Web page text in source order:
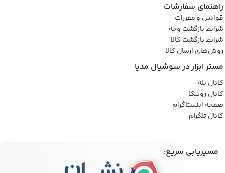
راهنمای سفارشات
قوانین و مقررات
شرایط بازگشت وجه
شرایط بازگشت کالا
روش‌های ارسال کالا
مستر ابزار در سوشیال مدیا
کانال بله
کانال روبیکا
صفحه اینستاگرام
کانال تلگرام
مسیریابی سریع: